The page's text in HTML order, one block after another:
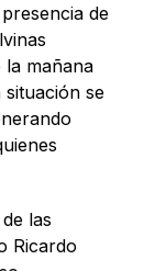
de
la mañana
situación se
las
Ricardo